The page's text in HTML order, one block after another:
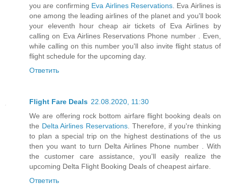
you are confirming Eva Airlines Reservations. Eva Airlines is
one among the leading airlines of the planet and you'll book
your eleventh hour cheap air tickets of Eva Airlines by
calling on Eva Airlines Reservations Phone number . Even,
while calling on this number you'll also invite flight status of
flight schedule for the upcoming day.
Ответить
Flight Fare Deals 22.08.2020, 11:30
We are offering rock bottom airfare flight booking deals on
the Delta Airlines Reservations . Therefore, if you're thinking
to plan a special trip on the highest destinations of the us
then you want to turn Delta Airlines Phone number . With
the customer care assistance, you'll easily realize the
upcoming Delta Flight Booking Deals of cheapest airfare.
Ответить